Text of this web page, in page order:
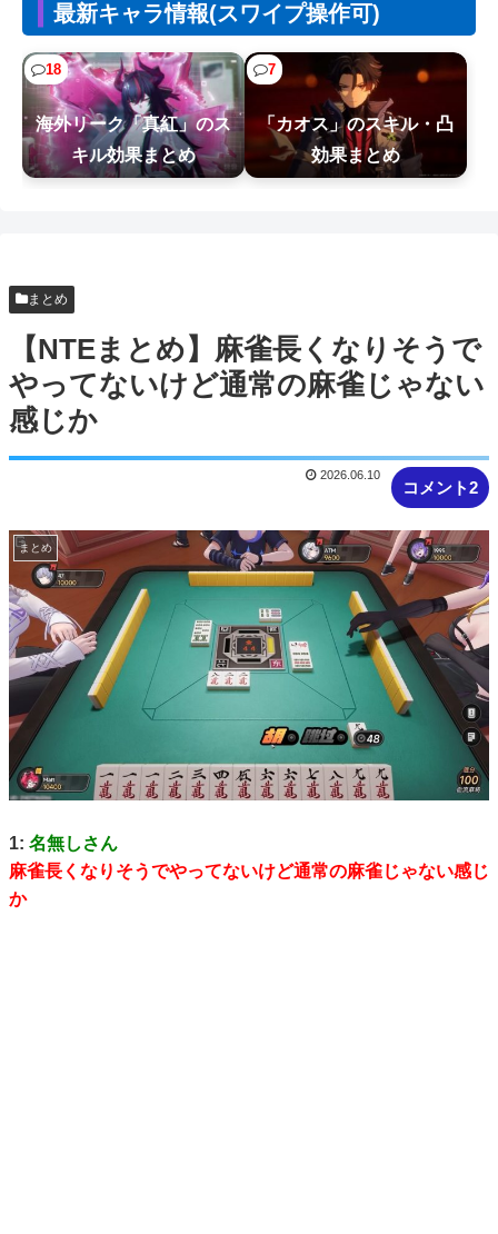
【胸糞】Zクソガキ、おばあちゃんをいじめて炎上
するｗｗｗｗ
【悲報】息子がみいちゃんのママ、限界を迎える
「もう無理。普通の家庭を築きたい。普...
【悲報】ショートスリーパー堀さん、対面で高須
【画像】手塚の必殺技、卑怯すぎるｗｗ
最新キャラ情報(スワイプ操作可)
18
海外リーク「真紅」のス
キル効果まとめ
7
「カオス」のスキル・凸
効果まとめ
まとめ
【NTEまとめ】麻雀長くなりそうで
やってないけど通常の麻雀じゃない
感じか
コメント2
2026.06.10
まとめ
1: 名無しさん
麻雀長くなりそうでやってないけど通常の麻雀じゃない感じ
か